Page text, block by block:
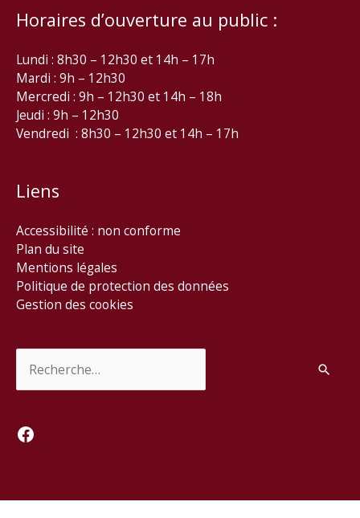
Horaires d’ouverture au public :
Lundi : 8h30 – 12h30 et 14h – 17h
Mardi : 9h – 12h30
Mercredi : 9h – 12h30 et 14h – 18h
Jeudi : 9h – 12h30
Vendredi : 8h30 – 12h30 et 14h – 17h
Liens
Accessibilité : non conforme
Plan du site
Mentions légales
Politique de protection des données
Gestion des cookies
Facebook